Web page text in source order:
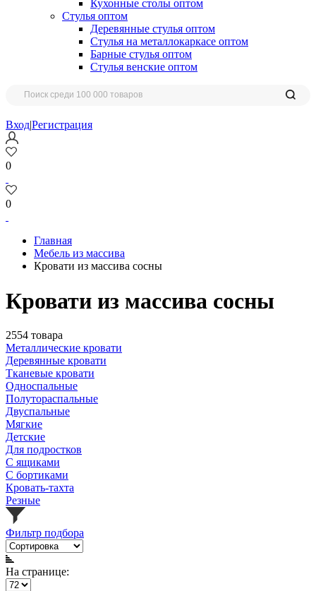
Кухонные столы оптом
Стулья оптом
Деревянные стулья оптом
Стулья на металлокаркасе оптом
Барные стулья оптом
Стулья венские оптом
Вход|Регистрация
0
0
Главная
Мебель из массива
Кровати из массива сосны
Кровати из массива сосны
2554 товара
Металлические кровати
Деревянные кровати
Тканевые кровати
Односпальные
Полутораспальные
Двуспальные
Мягкие
Детские
Для подростков
С ящиками
С бортиками
Кровать-тахта
Резные
Фильтр подбора
На странице: